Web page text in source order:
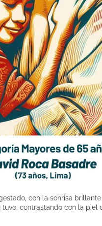
con la sonrisa
contrastando con la piel